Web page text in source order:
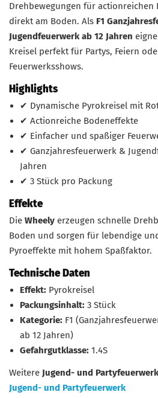
Drehbewegungen für actionreichen
direkt am Boden. Als F1
Jugendfeuerwerk ab 12 Jahren
Kreisel perfekt für Partys, Feiern
Feuerwerksshows.
Highlights
✔ Dynamische Pyrokreisel mit
✔ Actionreiche Bodeneffekte
✔ Einfacher und spaßiger
✔ Ganzjahresfeuerwerk &
Jahren
✔ 3 Stück pro Packung
Effekte
Die Wheely erzeugen schnelle
Boden und sorgen für lebendige
Pyroeffekte mit hohem Spaßfaktor.
Technische Daten
Effekt: Pyrokreisel
Packungsinhalt: 3 Stück
Kategorie: F1
ab 12 Jahren)
Gefahrgutklasse: 1.4S
Weitere Jugend- und
Jugend- und Partyfeuerwerk